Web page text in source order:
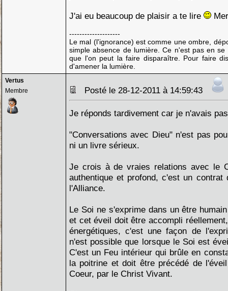
J'ai eu beaucoup de plaisir a te lire
--------------------
Le mal (l'ignorance) est comme une ombre,
simple absence de lumière. Ce n'est pas en
que l'on peut la faire disparaître. Pour faire
d'amener la lumière.
Vertus
Membre
Posté le 28-12-2011 à 14:59:43
Je réponds tardivement car je n'avais
"Conversations avec Dieu" n'est pas
ni un livre sérieux.
Je crois à de vraies relations avec le
authentique et profond, c'est un contrat
l'Alliance.
Le Soi ne s'exprime dans un être
et cet éveil doit être accompli
énergétiques, c'est une façon de
n'est possible que lorsque le Soi est
C'est un Feu intérieur qui brûle en
la poitrine et doit être précédé de
Coeur, par le Christ Vivant.